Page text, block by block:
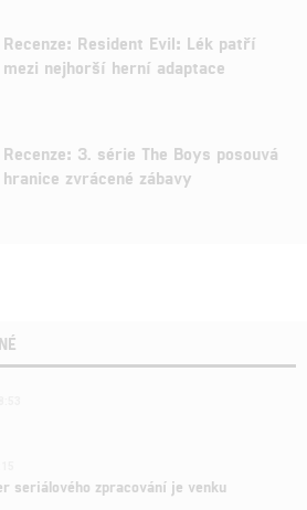
Recenze: Resident Evil: Lék patří
mezi nejhorší herní adaptace
Recenze: 3. série The Boys posouvá
hranice zvrácené zábavy
seriálového zpracování je venku